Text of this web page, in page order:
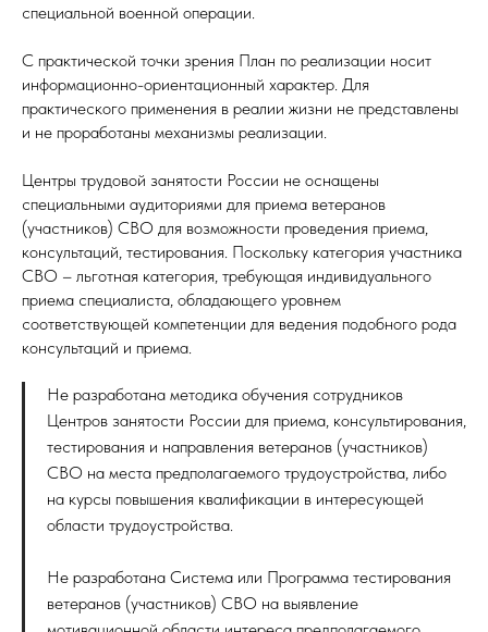
специальной военной операции.
С практической точки зрения План по реализации носит
информационно-ориентационный характер. Для
практического применения в реалии жизни не представлены
и не проработаны механизмы реализации.
Центры трудовой занятости России не оснащены
специальными аудиториями для приема ветеранов
(участников) СВО для возможности проведения приема,
консультаций, тестирования. Поскольку категория участника
СВО – льготная категория, требующая индивидуального
приема специалиста, обладающего уровнем
соответствующей компетенции для ведения подобного рода
консультаций и приема.
Не разработана методика обучения сотрудников
Центров занятости России для приема, консультирования,
тестирования и направления ветеранов (участников)
СВО на места предполагаемого трудоустройства, либо
на курсы повышения квалификации в интересующей
области трудоустройства.
Не разработана Система или Программа тестирования
ветеранов (участников) СВО на выявление